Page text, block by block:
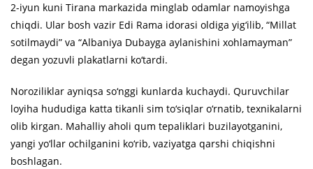
2-iyun kuni Tirana markazida minglab odamlar namoyishga
chiqdi. Ular bosh vazir Edi Rama idorasi oldiga yig‘ilib, “Millat
sotilmaydi” va “Albaniya Dubayga aylanishini xohlamayman”
degan yozuvli plakatlarni ko‘tardi.
Noroziliklar ayniqsa so‘nggi kunlarda kuchaydi. Quruvchilar
loyiha hududiga katta tikanli sim to‘siqlar o‘rnatib, texnikalarni
olib kirgan. Mahalliy aholi qum tepaliklari buzilayotganini,
yangi yo‘llar ochilganini ko‘rib, vaziyatga qarshi chiqishni
boshlagan.